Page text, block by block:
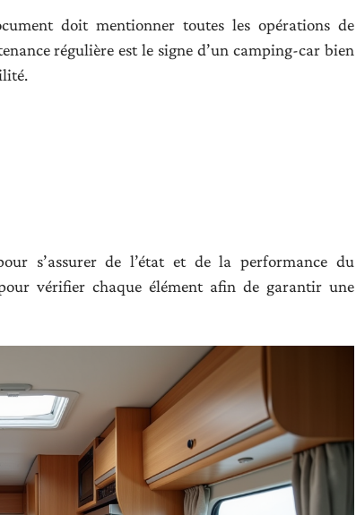
doit mentionner toutes les opérations de
régulière est le signe d’un camping-car bien
s’assurer de l’état et de la performance du
vérifier chaque élément afin de garantir une